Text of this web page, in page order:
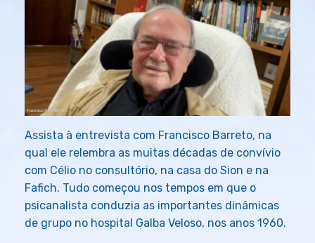
Assista à entrevista com Francisco Barreto, na
qual ele relembra as muitas décadas de convívio
com Célio no consultório, na casa do Sion e na
Fafich. Tudo começou nos tempos em que o
psicanalista conduzia as importantes dinâmicas
de grupo no hospital Galba Veloso, nos anos 1960.